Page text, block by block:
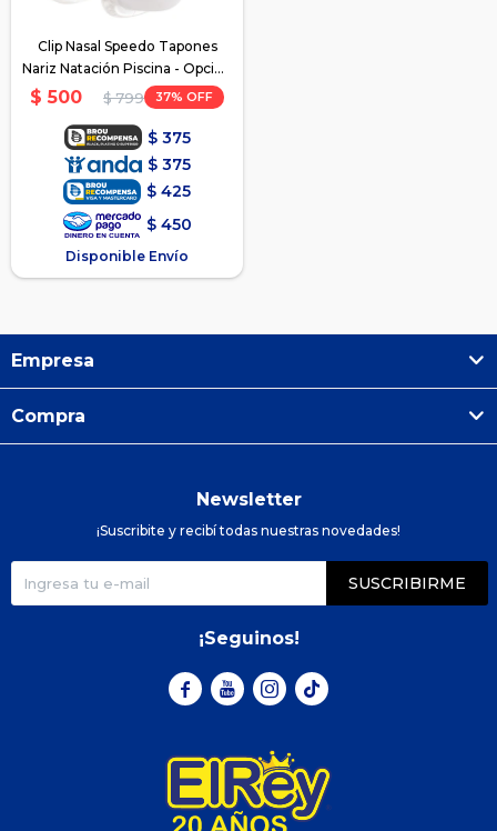
Clip Nasal Speedo Tapones
Nariz Natación Piscina - Opción
2
$ 500 $ 799 37
$ 375
$ 375
$ 425
$ 450
Disponible Envío
Empresa
Compra
Newsletter
¡Suscribite y recibí todas nuestras novedades!
SUSCRIBIRME
¡Seguinos!
  